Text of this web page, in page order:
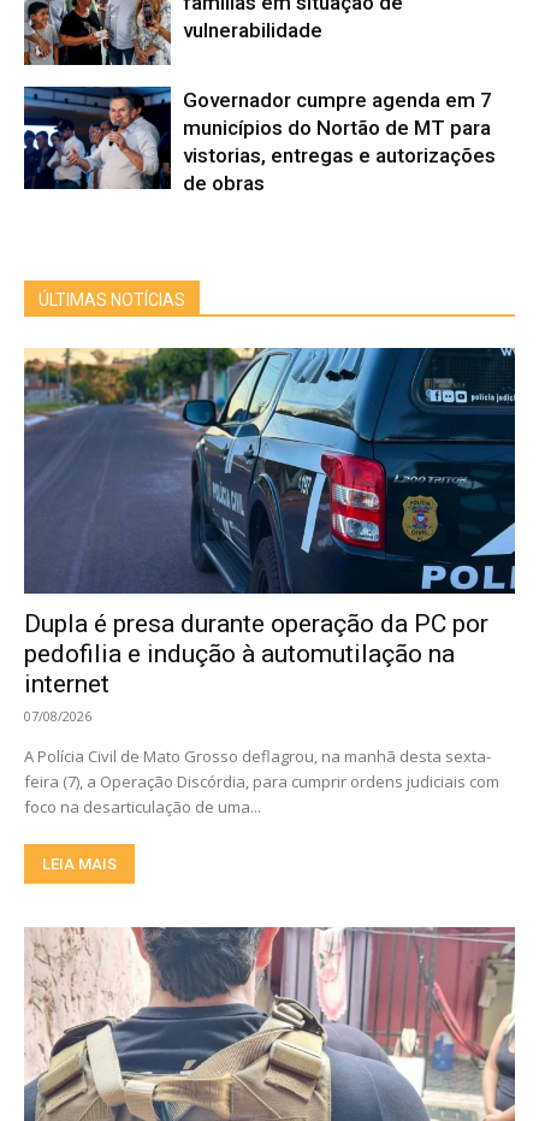
vulnerabilidade
Governador cumpre agenda em 7
municípios do Nortão de MT para
vistorias, entregas e autorizações
de obras
ÚLTIMAS NOTÍCIAS
Dupla é presa durante operação da PC por
pedofilia e indução à automutilação na
internet
07/08/2026
A Polícia Civil de Mato Grosso deflagrou, na manhã desta sexta-
feira (7), a Operação Discórdia, para cumprir ordens judiciais com
foco na desarticulação de uma...
LEIA MAIS